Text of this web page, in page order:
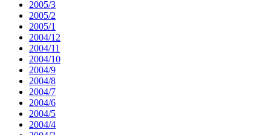
2005/3
2005/2
2005/1
2004/12
2004/11
2004/10
2004/9
2004/8
2004/7
2004/6
2004/5
2004/4